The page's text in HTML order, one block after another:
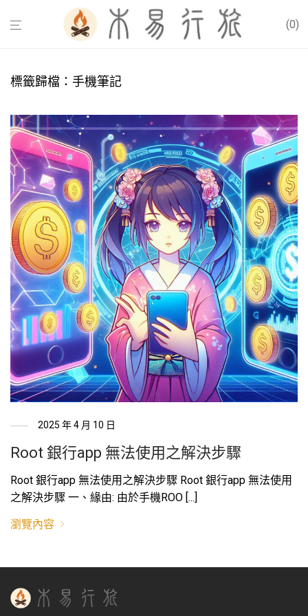
0
標籤歸檔： 手機筆記
2025 年 4 月 10 日
Root 銀行app 無法使用之解決步驟
Root 銀行app 無法使用之解決步驟 Root 銀行app 無法使用
之解決步驟 一、緣由: 由於手機ROO [...]
瀏覽內容